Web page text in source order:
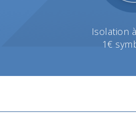
Isolation
1€